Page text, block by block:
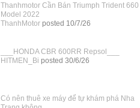
Thanhmotor Cần Bán Triumph Trident 660
Model 2022
ThanhMotorposted 10/7/26
___HONDA CBR 600RR Repsol___
HITMEN_Bi posted 30/6/26
Có nên thuê xe máy để tự khám phá Nha